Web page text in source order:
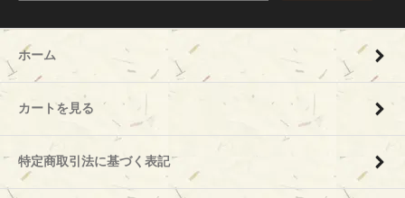
ホーム
カートを見る
特定商取引法に基づく表記